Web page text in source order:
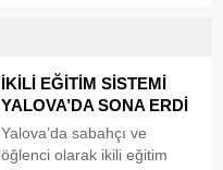
Salonunda gerçekleştirilen
iftara; Altınova Kaymakamı
Altınova Belediye Başkanı
İKİLİ EĞİTİM SİSTEMİ
YALOVA’DA SONA ERDİ
Yalova’da sabahçı ve
öğlenci olarak ikili eğitim